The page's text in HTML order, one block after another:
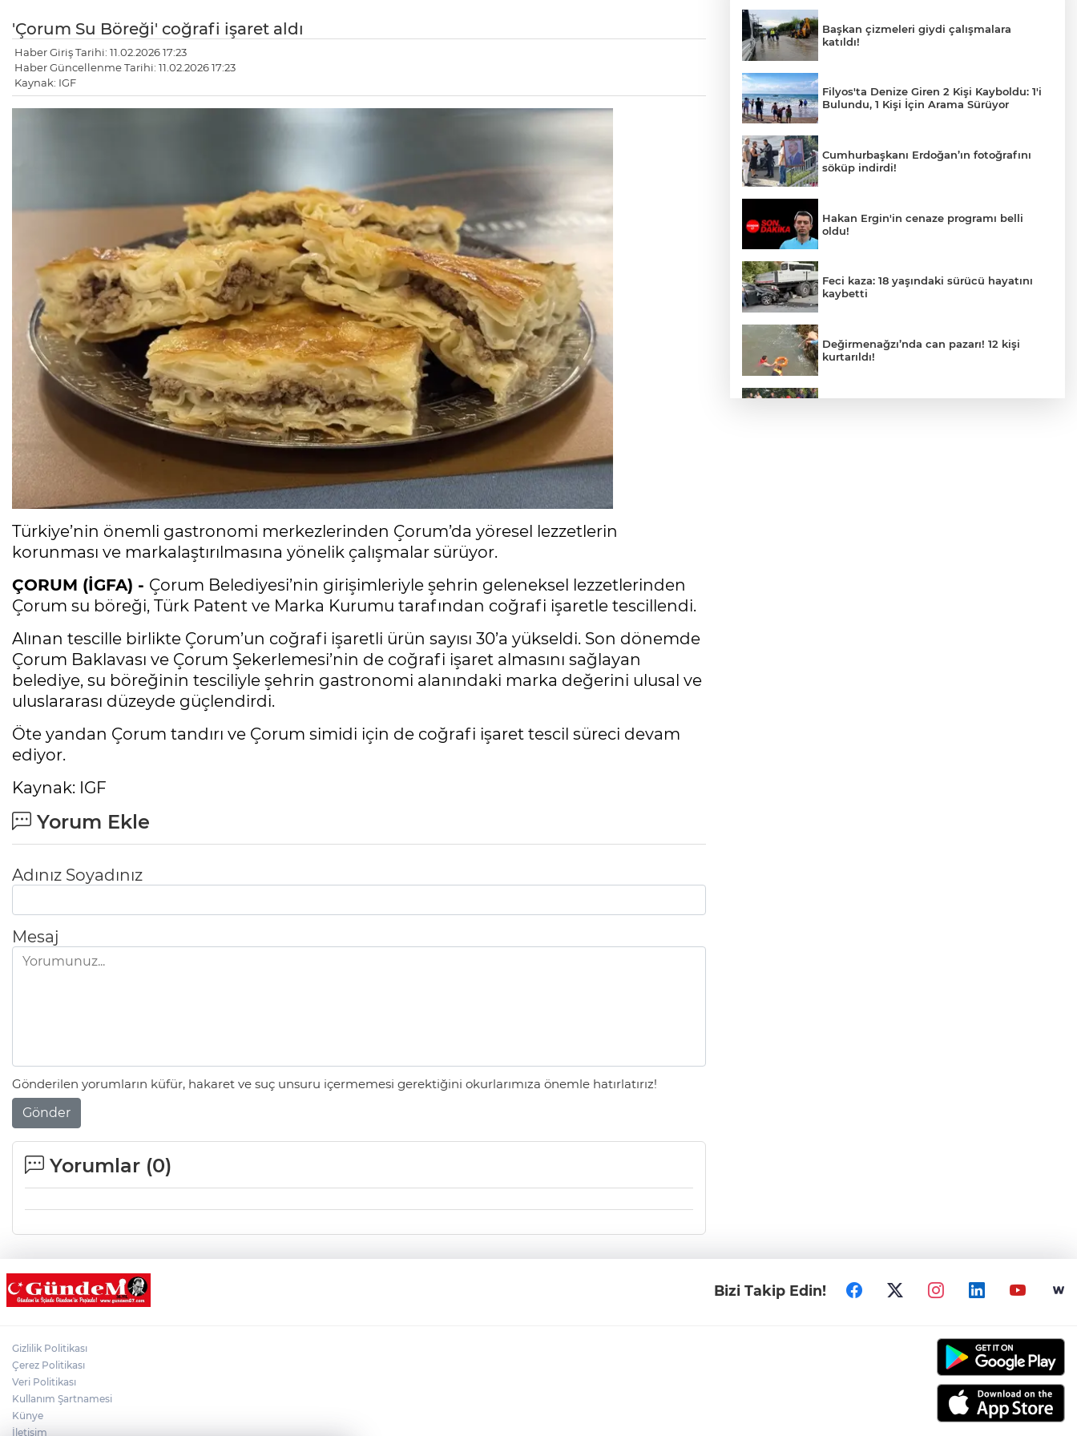
'Çorum Su Böreği' coğrafi işaret aldı
Haber Giriş Tarihi: 11.02.2026 17:23
Haber Güncellenme Tarihi: 11.02.2026 17:23
Kaynak: IGF
Türkiye’nin önemli gastronomi merkezlerinden Çorum’da yöresel lezzetlerin
korunması ve markalaştırılmasına yönelik çalışmalar sürüyor.
ÇORUM (İGFA) - Çorum Belediyesi’nin girişimleriyle şehrin geleneksel lezzetlerinden
Çorum su böreği, Türk Patent ve Marka Kurumu tarafından coğrafi işaretle tescillendi.
Alınan tescille birlikte Çorum’un coğrafi işaretli ürün sayısı 30’a yükseldi. Son dönemde
Çorum Baklavası ve Çorum Şekerlemesi’nin de coğrafi işaret almasını sağlayan
belediye, su böreğinin tesciliyle şehrin gastronomi alanındaki marka değerini ulusal ve
uluslararası düzeyde güçlendirdi.
Öte yandan Çorum tandırı ve Çorum simidi için de coğrafi işaret tescil süreci devam
ediyor.
Kaynak: IGF
Yorum Ekle
Adınız Soyadınız
Mesaj
Gönderilen yorumların küfür, hakaret ve suç unsuru içermemesi gerektiğini okurlarımıza önemle hatırlatırız!
Gönder
Yorumlar (0)
Başkan çizmeleri giydi çalışmalara
katıldı!
Filyos'ta Denize Giren 2 Kişi Kayboldu: 1'i
Bulundu, 1 Kişi İçin Arama Sürüyor
Cumhurbaşkanı Erdoğan’ın fotoğrafını
söküp indirdi!
Hakan Ergin'in cenaze programı belli
oldu!
Feci kaza: 18 yaşındaki sürücü hayatını
kaybetti
Değirmenağzı’nda can pazarı! 12 kişi
kurtarıldı!
Bizi Takip Edin!
Gizlilik Politikası
Çerez Politikası
Veri Politikası
Kullanım Şartnamesi
Künye
İletişim